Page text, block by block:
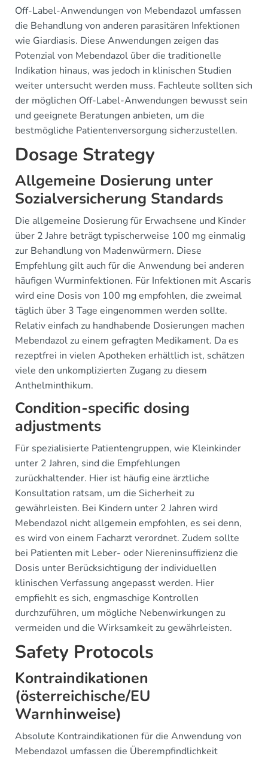
Off-Label-Anwendungen von Mebendazol umfassen
die Behandlung von anderen parasitären Infektionen
wie Giardiasis. Diese Anwendungen zeigen das
Potenzial von Mebendazol über die traditionelle
Indikation hinaus, was jedoch in klinischen Studien
weiter untersucht werden muss. Fachleute sollten sich
der möglichen Off-Label-Anwendungen bewusst sein
und geeignete Beratungen anbieten, um die
bestmögliche Patientenversorgung sicherzustellen.
Dosage Strategy
Allgemeine Dosierung unter
Sozialversicherung Standards
Die allgemeine Dosierung für Erwachsene und Kinder
über 2 Jahre beträgt typischerweise 100 mg einmalig
zur Behandlung von Madenwürmern. Diese
Empfehlung gilt auch für die Anwendung bei anderen
häufigen Wurminfektionen. Für Infektionen mit Ascaris
wird eine Dosis von 100 mg empfohlen, die zweimal
täglich über 3 Tage eingenommen werden sollte.
Relativ einfach zu handhabende Dosierungen machen
Mebendazol zu einem gefragten Medikament. Da es
rezeptfrei in vielen Apotheken erhältlich ist, schätzen
viele den unkomplizierten Zugang zu diesem
Anthelminthikum.
Condition-specific dosing
adjustments
Für spezialisierte Patientengruppen, wie Kleinkinder
unter 2 Jahren, sind die Empfehlungen
zurückhaltender. Hier ist häufig eine ärztliche
Konsultation ratsam, um die Sicherheit zu
gewährleisten. Bei Kindern unter 2 Jahren wird
Mebendazol nicht allgemein empfohlen, es sei denn,
es wird von einem Facharzt verordnet. Zudem sollte
bei Patienten mit Leber- oder Niereninsuffizienz die
Dosis unter Berücksichtigung der individuellen
klinischen Verfassung angepasst werden. Hier
empfiehlt es sich, engmaschige Kontrollen
durchzuführen, um mögliche Nebenwirkungen zu
vermeiden und die Wirksamkeit zu gewährleisten.
Safety Protocols
Kontraindikationen
(österreichische/EU
Warnhinweise)
Absolute Kontraindikationen für die Anwendung von
Mebendazol umfassen die Überempfindlichkeit